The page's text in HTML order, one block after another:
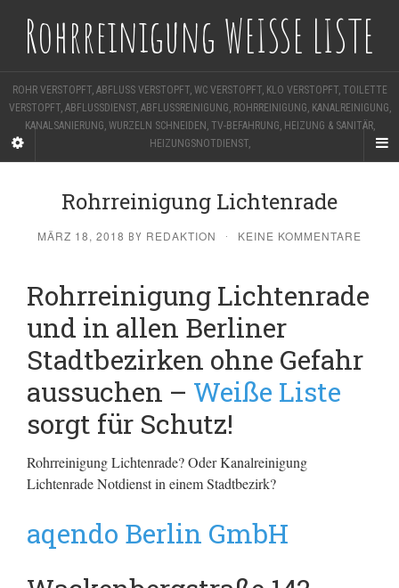
Rohrreinigung WEISSE LISTE
ROHR VERSTOPFT, ABFLUSS VERSTOPFT, WC VERSTOPFT, KLO VERSTOPFT, TOILETTE
VERSTOPFT, ABFLUSSDIENST, ABFLUSSREINIGUNG, ROHRREINIGUNG, KANALREINIGUNG,
KANALSANIERUNG, WURZELN SCHNEIDEN, TV-BEFAHRUNG, HEIZUNG & SANITÄR,
HEIZUNGSNOTDIENST,
Rohrreinigung Lichtenrade
MÄRZ 18, 2018 BY REDAKTION · KEINE KOMMENTARE
Rohrreinigung Lichtenrade
und in allen Berliner
Stadtbezirken ohne Gefahr
aussuchen – Weiße Liste
sorgt für Schutz!
Rohrreinigung Lichtenrade? Oder Kanalreinigung
Lichtenrade Notdienst in einem Stadtbezirk?
aqendo Berlin GmbH